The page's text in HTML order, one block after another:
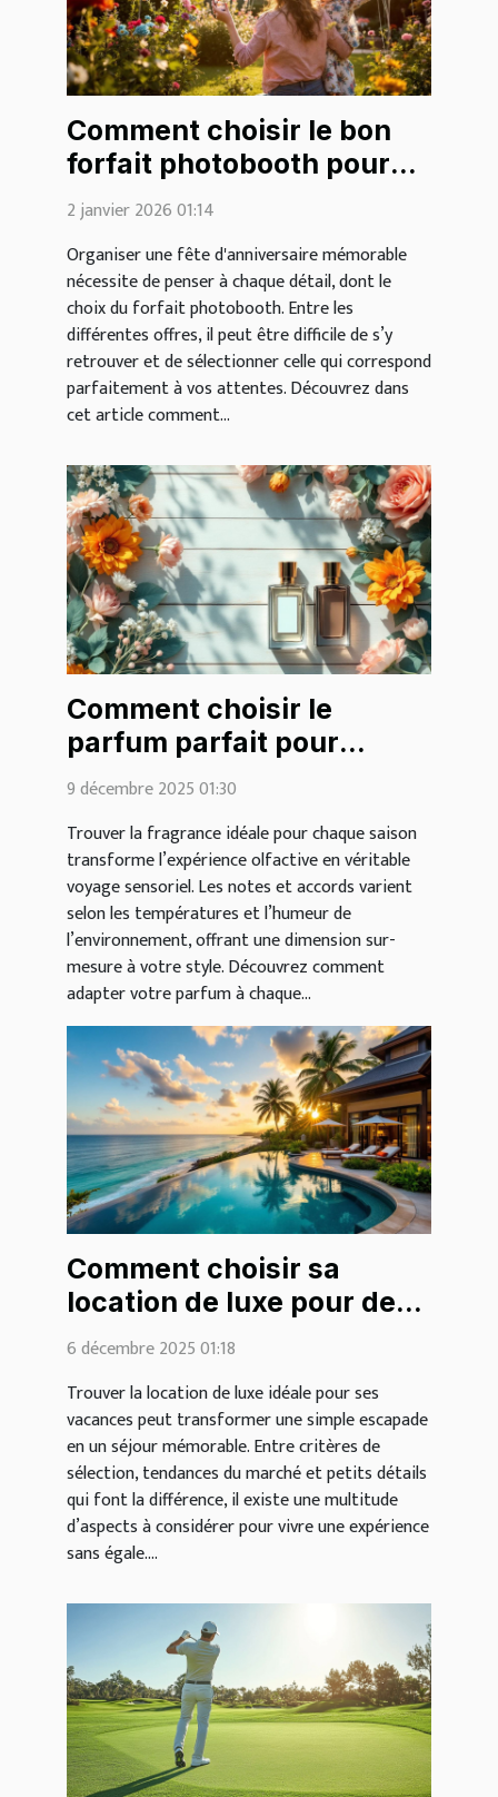
Comment choisir le bon
forfait photobooth pour
votre fête d'anniversaire ?
2 janvier 2026 01:14
Organiser une fête d'anniversaire mémorable
nécessite de penser à chaque détail, dont le
choix du forfait photobooth. Entre les
différentes offres, il peut être difficile de s’y
retrouver et de sélectionner celle qui correspond
parfaitement à vos attentes. Découvrez dans
cet article comment...
Comment choisir le
parfum parfait pour
chaque saison ?
9 décembre 2025 01:30
Trouver la fragrance idéale pour chaque saison
transforme l’expérience olfactive en véritable
voyage sensoriel. Les notes et accords varient
selon les températures et l’humeur de
l’environnement, offrant une dimension sur-
mesure à votre style. Découvrez comment
adapter votre parfum à chaque...
Comment choisir sa
location de luxe pour des
vacances inoubliables ?
6 décembre 2025 01:18
Trouver la location de luxe idéale pour ses
vacances peut transformer une simple escapade
en un séjour mémorable. Entre critères de
sélection, tendances du marché et petits détails
qui font la différence, il existe une multitude
d’aspects à considérer pour vivre une expérience
sans égale....